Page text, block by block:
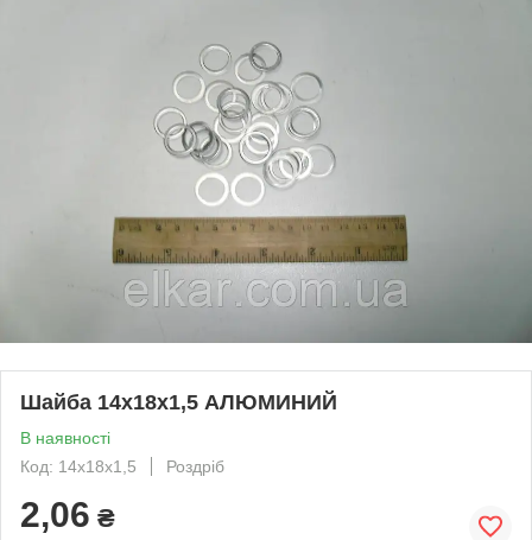
Шайба 14х18х1,5 АЛЮМИНИЙ
В наявності
Код: 14х18х1,5
Роздріб
2,06 ₴